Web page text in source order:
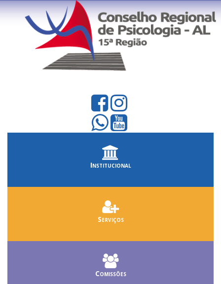
Institucional
Serviços
Comissões